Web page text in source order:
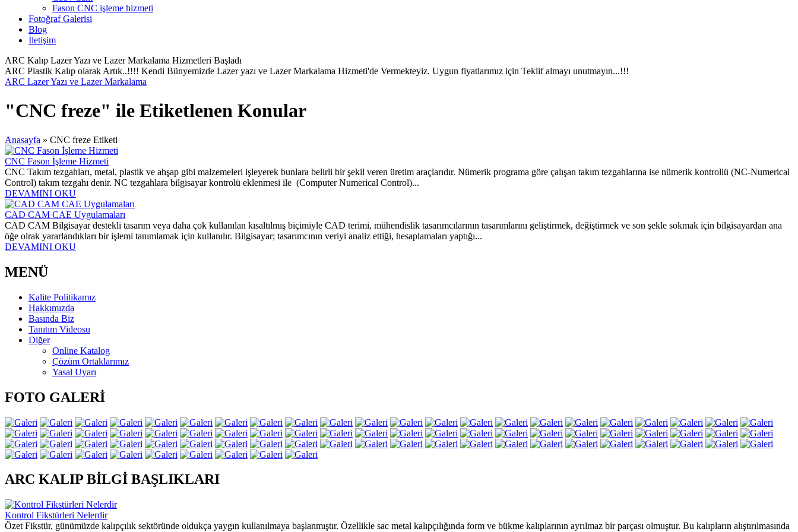
Fason CNC işleme hizmeti
Fotoğraf Galerisi
Blog
İletişim
ARC Kalıp Lazer Yazı ve Lazer Markalama Hizmetleri Başladı
ARC Plastik Kalıp olarak Artık..!!!! Kendi Bünyemizde Lazer yazı ve Lazer Markalama Hizmeti'de Vermekteyiz. Uygun fiyatlarımız için Teklif almayı unutmayın...!!!
ARC Lazer Yazı ve Lazer Markalama
"CNC freze" ile Etiketlenen Konular
Anasayfa » CNC freze Etiketi
CNC Fason İşleme Hizmeti
CNC Takım tezgahları, metal, plastik ve ahşap gibi malzemeleri işleyerek bunlara belirli bir şekil veren üretim araçlarıdır. Nümerik programa göre çalışan takım tezgahlarına ise nümerik kontrollü (NC-Numerical
Control) takım tezgahı denir. NC tezgahlara bilgisayar kontrolü eklenmesi ile (Computer Numerical Control)...
DEVAMINI OKU
CAD CAM CAE Uygulamaları
CAD CAM Bilgisayar destekli tasarım veya daha çok kullanılan kısaltılmış biçimiyle CAD terimi, mühendislik tasarımcılarının tasarımlarını geliştirmek, değiştirmek ve son şekle sokmak için bilgisayardan ana
öğe olrak yararlandıkları bir işlemi tanımlamak için kullanılır. Bilgisayar; tasarımcının veriyi analiz ettiği, hesaplamaları yaptığı...
DEVAMINI OKU
MENÜ
Kalite Politikamız
Hakkımızda
Basında Biz
Tanıtım Videosu
Diğer
Online Katalog
Çözüm Ortaklarımız
Yasal Uyarı
FOTO GALERİ
ARC KALIP BİLGİ BAŞLIKLARI
Kontrol Fikstürleri Nelerdir
Özet Fikstür, günümüzde kalıpçılık sektöründe oldukça yaygın kullanılmaya başlanmıştır. Özellikle sac metal kalıpçılığında form ve bükme kalıplarının ayrılmaz bir parçası olmuştur. Bu kalıpların alıştırılmasında